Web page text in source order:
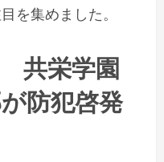
を集めました。
共栄学園
防犯啓発